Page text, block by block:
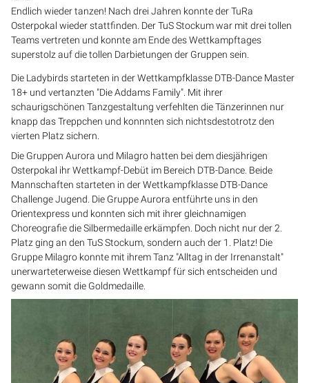
Endlich wieder tanzen! Nach drei Jahren konnte der TuRa
Osterpokal wieder stattfinden. Der TuS Stockum war mit drei tollen
Teams vertreten und konnte am Ende des Wettkampftages
superstolz auf die tollen Darbietungen der Gruppen sein.
Die Ladybirds starteten in der Wettkampfklasse DTB-Dance Master
18+ und vertanzten "Die Addams Family". Mit ihrer
schaurigschönen Tanzgestaltung verfehlten die Tänzerinnen nur
knapp das Treppchen und konnnten sich nichtsdestotrotz den
vierten Platz sichern.
Die Gruppen Aurora und Milagro hatten bei dem diesjährigen
Osterpokal ihr Wettkampf-Debüt im Bereich DTB-Dance. Beide
Mannschaften starteten in der Wettkampfklasse DTB-Dance
Challenge Jugend. Die Gruppe Aurora entführte uns in den
Orientexpress und konnten sich mit ihrer gleichnamigen
Choreografie die Silbermedaille erkämpfen. Doch nicht nur der 2.
Platz ging an den TuS Stockum, sondern auch der 1. Platz! Die
Gruppe Milagro konnte mit ihrem Tanz "Alltag in der Irrenanstalt"
unerwarteterweise diesen Wettkampf für sich entscheiden und
gewann somit die Goldmedaille.